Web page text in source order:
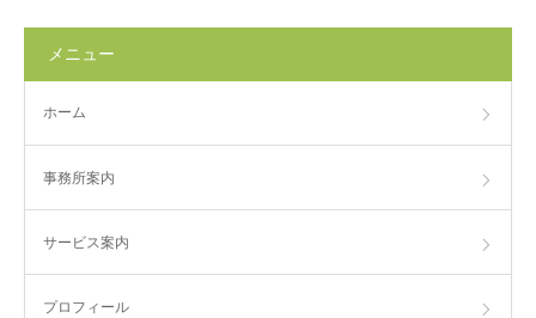
メニュー
ホーム
事務所案内
サービス案内
プロフィール